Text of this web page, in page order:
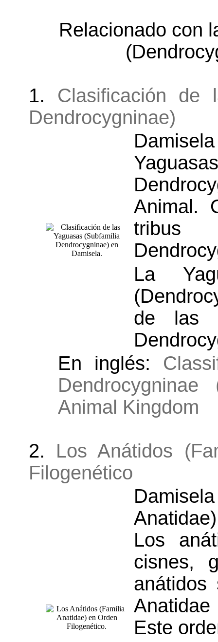
Relacionado con
1. Clasificación de
Dendrocygninae)
Animal.
La
de las
En inglés:
Animal Kingdom
2. Los Anátidos
Filogenético
Los
cisnes,
Este